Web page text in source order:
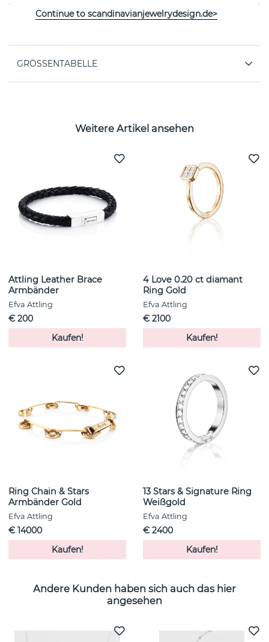
EIGENSCHAFTEN
GRÖSSENTABELLE
Weitere Artikel ansehen
Attling Leather Brace
Armbänder
Efva Attling
€ 200
Kaufen!
4 Love 0.20 ct diamant
Ring Gold
Efva Attling
€ 2100
Kaufen!
Ring Chain & Stars
Armbänder Gold
Efva Attling
€ 14000
Kaufen!
13 Stars & Signature Ring
Weißgold
Efva Attling
€ 2400
Kaufen!
Andere Kunden haben sich auch das hier
angesehen
Continue to scandinavianjewelrydesign.de>